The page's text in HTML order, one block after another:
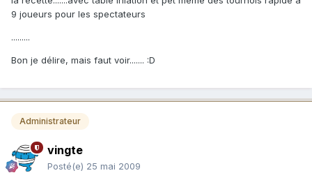
9 joueurs pour les spectateurs
.........
Bon je délire, mais faut voir....... :D
Administrateur
vingte
Posté(e) 25 mai 2009